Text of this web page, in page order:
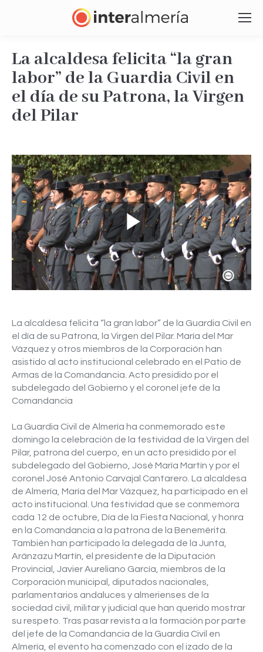
La alcaldesa felicita “la gran
labor” de la Guardia Civil en
el día de su Patrona, la Virgen
del Pilar
Play
Video
La alcaldesa felicita “la gran labor” de la Guardia Civil en
el día de su Patrona, la Virgen del Pilar. María del Mar
Vázquez y otros miembros de la Corporación han
asistido al acto institucional celebrado en el Patio de
Armas de la Comandancia. Acto presidido por el
subdelegado del Gobierno y el coronel jefe de la
Comandancia
La Guardia Civil de Almería ha conmemorado este
domingo la celebración de la festividad de la Virgen del
Pilar, patrona del cuerpo, en un acto presidido por el
subdelegado del Gobierno, José María Martín y por el
coronel José Antonio Carvajal Cantarero. La alcaldesa
de Almería, María del Mar Vázquez, ha participado en el
acto institucional. Una festividad que se conmemora
cada 12 de octubre, Día de la Fiesta Nacional, y honra
en la Comandancia a la patrona de la Benemérita.
También han participado la delegada de la Junta,
Aránzazu Martín, el presidente de la Diputación
Provincial, Javier Aureliano García, miembros de la
Corporación municipal, diputados nacionales,
parlamentarios andaluces y almerienses de la
sociedad civil, militar y judicial que han querido mostrar
su respeto. Tras pasar revista a la formación por parte
del jefe de la Comandancia de la Guardia Civil en
Almería, el evento ha comenzado con el izado de la